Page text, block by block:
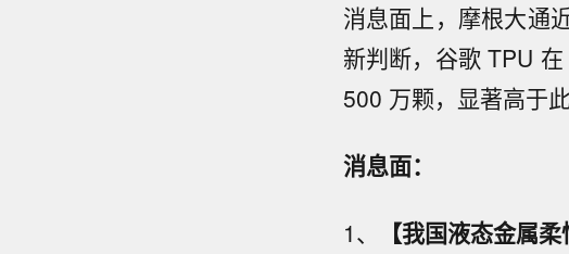
消息面上，摩根大通
新判断，谷歌 TPU
500 万颗，显著高于
消息面：
1、
【我国液态金属